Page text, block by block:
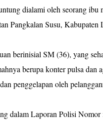
dialami oleh seorang
Pangkalan Susu, Kabupaten
berinisial SM (36), yang
berupa konter pulsa
penggelapan oleh
dalam Laporan Polisi